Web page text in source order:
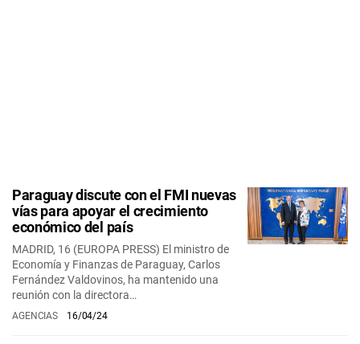
Paraguay discute con el FMI nuevas
vías para apoyar el crecimiento
económico del país
MADRID, 16 (EUROPA PRESS) El ministro de
Economía y Finanzas de Paraguay, Carlos
Fernández Valdovinos, ha mantenido una
reunión con la directora…
AGENCIAS 16/04/24